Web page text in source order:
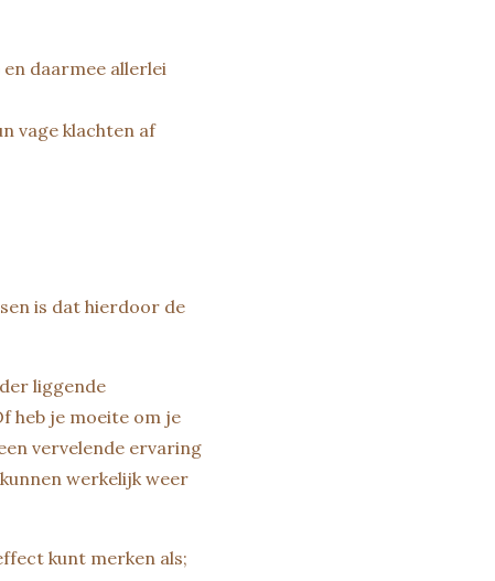
daarmee allerlei
vage klachten af
is dat hierdoor de
liggende
heb je moeite om je
vervelende ervaring
werkelijk weer
kunt merken als;